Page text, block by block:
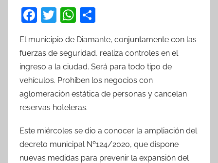
F
c
e
b
o
o
k
T
itt
er
W
at
s
A
p
p
m
p
ar
tir
El municipio de Diamante, conjuntamente con las
fuerzas de seguridad, realiza controles en el
ingreso a la ciudad. Será para todo tipo de
vehículos. Prohíben los negocios con
aglomeración estática de personas y cancelan
reservas hoteleras.
Este miércoles se dio a conocer la ampliación del
decreto municipal Nº124/2020, que dispone
nuevas medidas para prevenir la expansión del